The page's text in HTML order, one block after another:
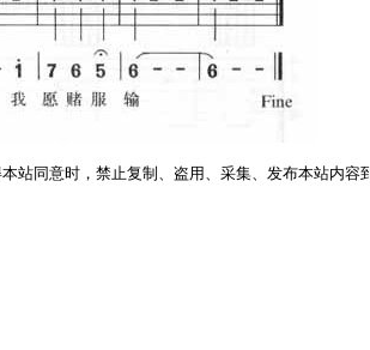
站同意时，禁止复制、盗用、采集、发布本站内